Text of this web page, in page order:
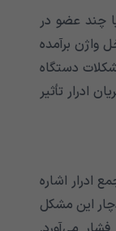
چند عضو در
واژن برآمده
دستگاه
ادرار تأثیر
ادرار اشاره
این مشکل